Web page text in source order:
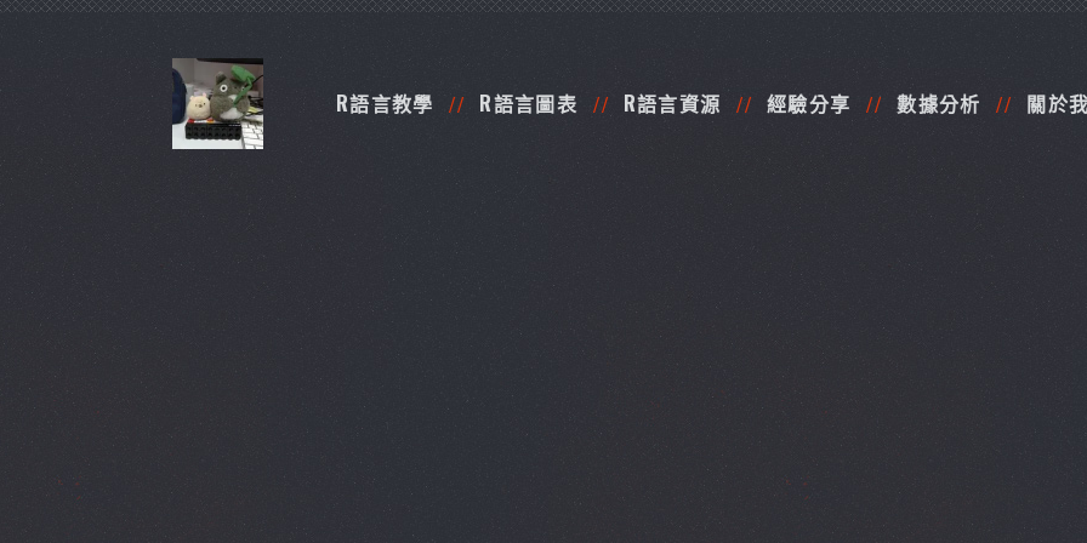
R語言教學 R語言圖表 R語言資源 經驗分享 數據分析 關於